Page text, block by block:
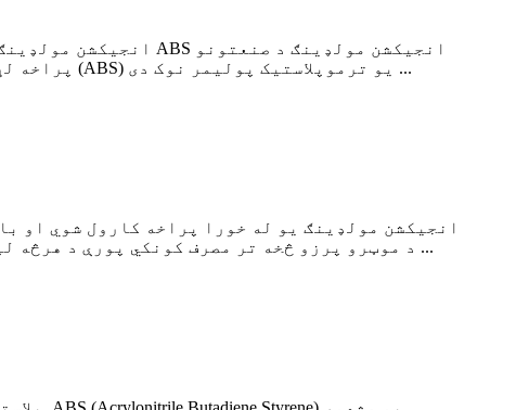
پراخه لړۍ لپاره د باور وړ، ارزانه، او څو اړخیز حل په توګه څرګندیږي. اکریلونیټریل بوټاډین سټیرین (ABS) یو ترموپلاستیک پولیمر نوک دی ...
د پروسس کولو اسانتیا لپاره پیژندل شوی، ABS (Acrylonitrile Butadiene Styrene) د موټرو پرزو څخه تر مصرف کونکي پورې د هرڅه لپاره یو مشهور مواد دی ...